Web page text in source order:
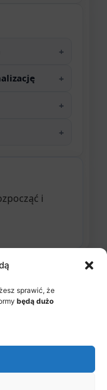
sprawić, że
będą dużo
i
MENU